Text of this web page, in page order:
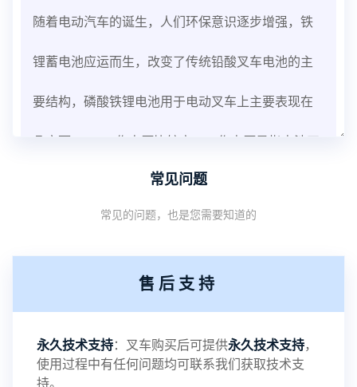
随着电动汽车的诞生，人们环保意识逐步增强，铁
锂蓄电池应运而生，改变了传统铅酸叉车电池的主
要结构，磷酸铁锂电池用于电动叉车上主要表现在
常工作所需的电压，提高工作电压，可以增加电池
的稳定性能，但会改变电池的化学介质导致电池发
具稳定性。2、比能量大。比能量是指电池单位质量
或单位体积所能输出的电能，磷酸铁锂电池的质量
常见问题
常见的问题，也是您需要知道的
售后支持
永久技术支持：叉车购买后可提供永久技术支持，
使用过程中有任何问题均可联系我们获取技术支
持。